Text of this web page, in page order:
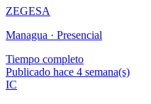
ZEGESA
Managua · Presencial
Tiempo completo
Publicado hace 4 semana(s)
IC